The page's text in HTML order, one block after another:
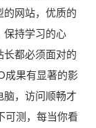
网站，优质的
保持学习的心
都必须面对的
成果有显著的影
，访问顺畅才
可测，每当你看